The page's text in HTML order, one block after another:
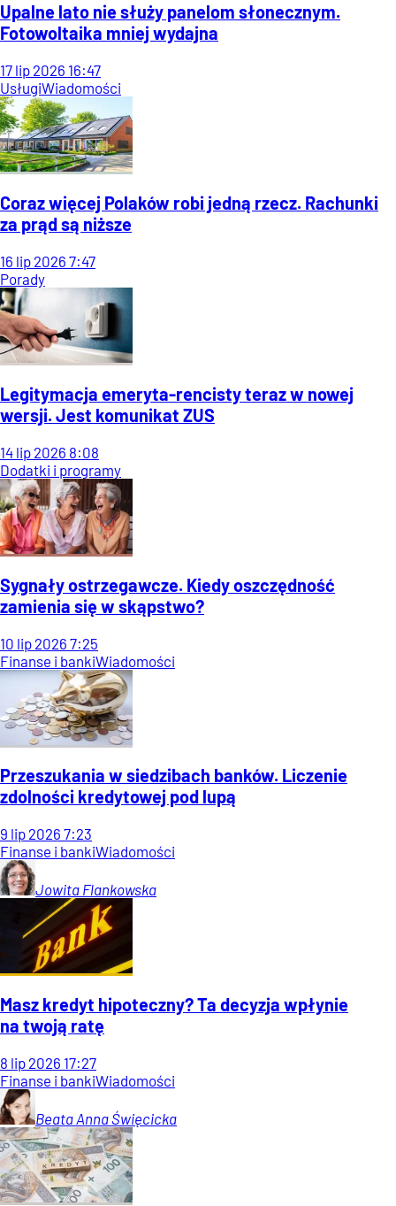
Upalne lato nie służy panelom słonecznym.
Fotowoltaika mniej wydajna
17 lip 2026 16:47
UsługiWiadomości
Coraz więcej Polaków robi jedną rzecz. Rachunki
za prąd są niższe
16 lip 2026 7:47
Porady
Legitymacja emeryta-rencisty teraz w nowej
wersji. Jest komunikat ZUS
14 lip 2026 8:08
Dodatki i programy
Sygnały ostrzegawcze. Kiedy oszczędność
zamienia się w skąpstwo?
10 lip 2026 7:25
Finanse i bankiWiadomości
Przeszukania w siedzibach banków. Liczenie
zdolności kredytowej pod lupą
9 lip 2026 7:23
Finanse i bankiWiadomości
Jowita Flankowska
Masz kredyt hipoteczny? Ta decyzja wpłynie
na twoją ratę
8 lip 2026 17:27
Finanse i bankiWiadomości
Beata Anna Święcicka